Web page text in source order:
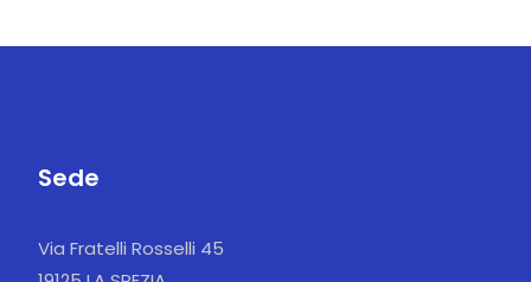
Sede
Via Fratelli Rosselli 45